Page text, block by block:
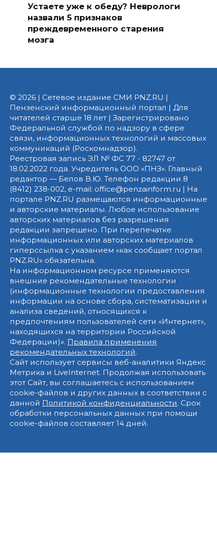
Устаете уже к обеду? Неврологи
назвали 5 признаков
преждевременного старения
мозга
© 2026 | Сетевое издание СМИ PNZ.RU |
Пензенский информационный портал | Для
читателей старше 18 лет | Зарегистрировано
Федеральной службой по надзору в сфере
связи, информационных технологий и массовых
коммуникаций (Роскомнадзор).
Реестровая запись ЭЛ № ФС 77 - 82747 от
18.02.2022 года. Учредитель ООО «ПНЗ». Главный
редактор — Белов В.Ю. Телефон редакции 8
(8412) 238-002, e-mail: office@penzainform.ru | На
портале PNZ.RU размещаются информационные
и авторские материалы. Любое использование
авторских материалов без разрешения
редакции запрещено. При перепечатке
информационных или авторских материалов
гиперссылка с указанием «как сообщает портал
PNZ.RU» обязательна.
На информационном ресурсе применяются
внешние рекомендательные технологии
(информационные технологии предоставления
информации на основе сбора, систематизации и
анализа сведений, относящихся к
предпочтениям пользователей сети «Интернет»,
находящихся на территории Российской
Федерации)». Правила применения
рекомендательных технологий.
Сайт использует сервисы веб-аналитики Яндекс
Метрика и LiveInternet. Продолжая использовать
этот Сайт, вы соглашаетесь с использованием
cookie-файлов и других данных в соответствии с
данной Политикой конфиденциальности. Срок
обработки персональных данных при помощи
cookie-файлов составляет 14 дней.